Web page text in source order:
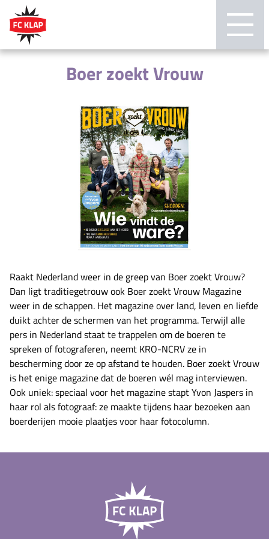
Boer zoekt Vrouw
Raakt Nederland weer in de greep van Boer zoekt Vrouw?
Dan ligt traditiegetrouw ook Boer zoekt Vrouw Magazine
weer in de schappen. Het magazine over land, leven en liefde
duikt achter de schermen van het programma. Terwijl alle
pers in Nederland staat te trappelen om de boeren te
spreken of fotograferen, neemt KRO-NCRV ze in
bescherming door ze op afstand te houden. Boer zoekt Vrouw
is het enige magazine dat de boeren wél mag interviewen.
Ook uniek: speciaal voor het magazine stapt Yvon Jaspers in
haar rol als fotograaf: ze maakte tijdens haar bezoeken aan
boerderijen mooie plaatjes voor haar fotocolumn.